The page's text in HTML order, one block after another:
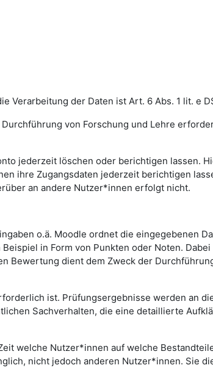
der Daten ist Art. 6 Abs. 1 lit. e
von Forschung und Lehre
jederzeit löschen oder berichtigen lassen.
ihre Zugangsdaten jederzeit berichtigen
an andere Nutzer*innen erfolgt nicht.
o.ä. Moodle ordnet die eingegebenen
in Form von Punkten oder Noten. Dabei
Bewertung dient dem Zweck der
ist. Prüfungsergebnisse werden an
Sachverhalten, die eine detaillierte
welche Nutzer*innen auf welche
nicht jedoch anderen Nutzer*innen. Sie